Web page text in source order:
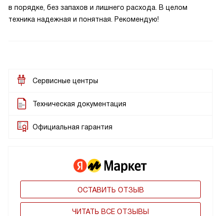
в порядке, без запахов и лишнего расхода. В целом
техника надежная и понятная. Рекомендую!
Сервисные центры
Техническая документация
Официальная гарантия
ОСТАВИТЬ ОТЗЫВ
ЧИТАТЬ ВСЕ ОТЗЫВЫ